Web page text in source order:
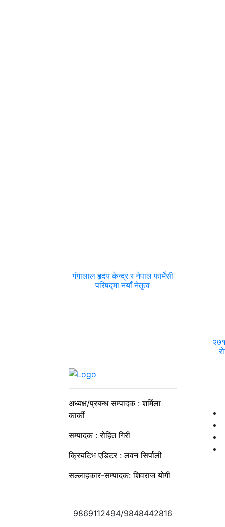
गंगालाल हृदय केन्द्र र नेपाल फार्मेसी
परिषद्मा नयाँ नेतृत्व
अध्यक्ष/प्रबन्ध सम्पादक : शर्मिला
कार्की
सम्पादक : रोहित गिरी
क्रियटिभ एडिटर : लवन सिर्पाली
सल्लाहकार-सम्पादक: शिवराज योगी
9869112494/9848442816